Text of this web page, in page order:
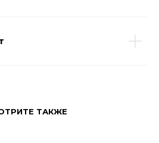
ТАКЖЕ